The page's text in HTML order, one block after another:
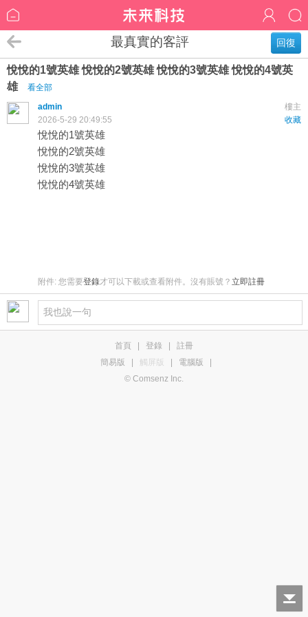
回復
最真實的客評
悅悅的1號英雄 悅悅的2號英雄 悅悅的3號英雄 悅悅的4號英
雄
看全部
樓主
admin
收藏
2026-5-29 20:49:55
悅悅的1號英雄
悅悅的2號英雄
悅悅的3號英雄
悅悅的4號英雄
附件: 您需要登錄才可以下載或查看附件。沒有賬號？ 立即註冊
首頁 登錄
註冊
簡易版
觸屏版 電腦版
© Comsenz Inc.